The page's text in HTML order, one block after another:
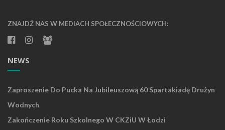
ZNAJDŹ NAS W MEDIACH SPOŁECZNOŚCIOWYCH:
NEWS
Zaproszenie Do Pucka Na Jubileuszową 60 Spartakiadę Drużyn
Wodnych
Zakończenie Roku Szkolnego W CKZiU W Łodzi